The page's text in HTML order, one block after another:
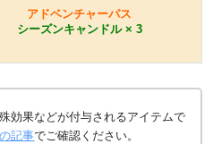
アドベンチャーパス
シーズンキャンドル × 3
効果などが付与されるアイテムで
記事でご確認ください。